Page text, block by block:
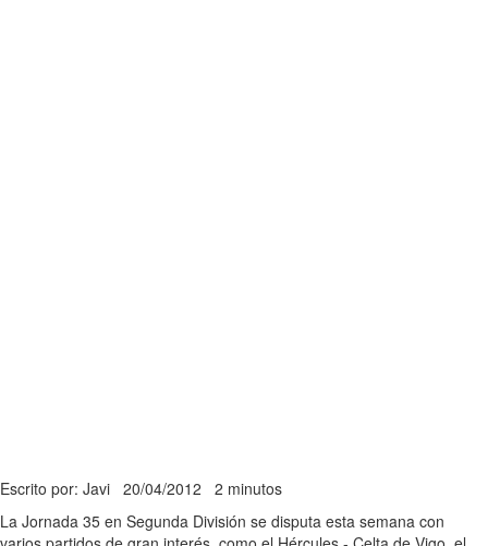
Escrito por: Javi 20/04/2012 2 minutos
La Jornada 35 en Segunda División se disputa esta semana con